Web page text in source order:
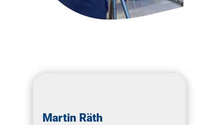
Martin Räth